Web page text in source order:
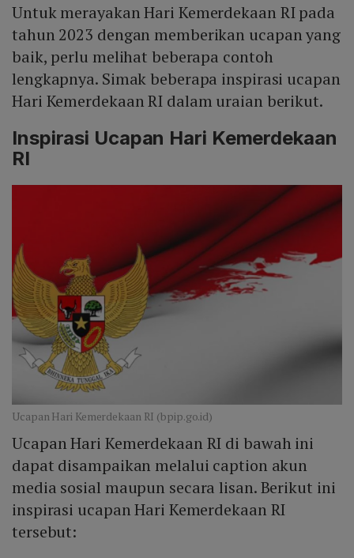
Untuk merayakan Hari Kemerdekaan RI pada
tahun 2023 dengan memberikan ucapan yang
baik, perlu melihat beberapa contoh
lengkapnya. Simak beberapa inspirasi ucapan
Hari Kemerdekaan RI dalam uraian berikut.
Inspirasi Ucapan Hari Kemerdekaan
RI
Ucapan Hari Kemerdekaan RI (bpip.go.id)
Ucapan Hari Kemerdekaan RI di bawah ini
dapat disampaikan melalui caption akun
media sosial maupun secara lisan. Berikut ini
inspirasi ucapan Hari Kemerdekaan RI
tersebut: